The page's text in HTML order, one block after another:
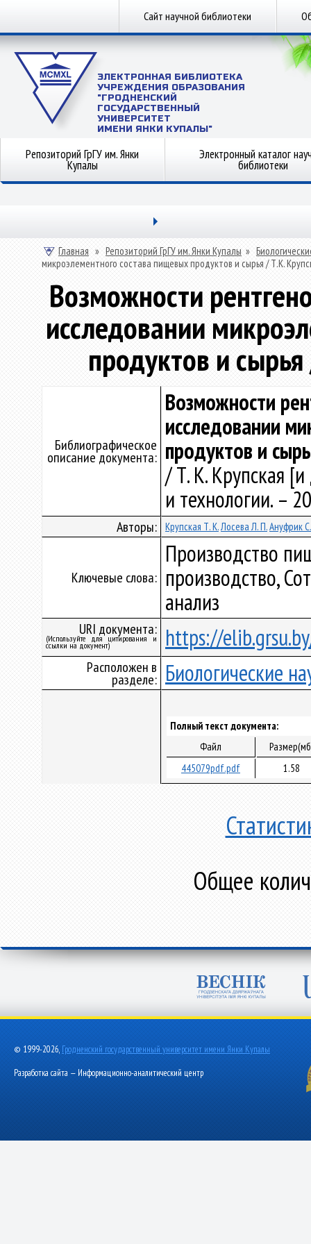
Сайт научной библиотеки
ЭЛЕКТРОННАЯ БИБЛИОТЕКА
УЧРЕЖДЕНИЯ ОБРАЗОВАНИЯ
"ГРОДНЕНСКИЙ
ГОСУДАРСТВЕННЫЙ
УНИВЕРСИТЕТ
ИМЕНИ ЯНКИ КУПАЛЫ"
Репозиторий ГрГУ им. Янки
Купалы
Электронный каталог
библиотеки
Главная » Репозиторий ГрГУ им. Янки Купалы »
микроэлементного состава пищевых продуктов и сырья / Т.К.
Возможности
исследовании
продуктов и
Библиографическое
описание документа:
Возможности
исследовании
продуктов и
/ Т. К. Крупская
и технологии. –
Авторы: Крупская Т. К.Лосева Л. П.Ануфрик
Ключевые слова:
Производство
производство,
анализ
URI документа:
(Используйте для цитирования и
ссылки на документ) https://
Расположен в
разделе: Биологические
Полный текст документа:
Файл
445079pdf.pdf
1.58
Общее
© 1999-2026, Гродненский государственный университет имени Янки Купалы
Разработка сайта — Информационно-аналитический центр